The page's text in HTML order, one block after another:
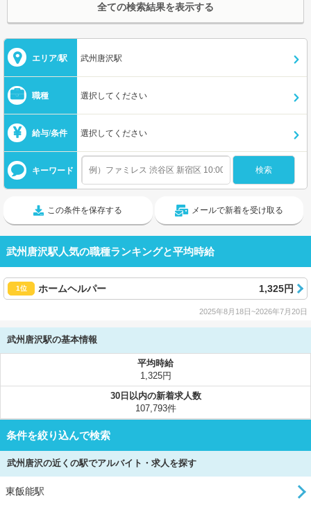
全ての検索結果を表示する
エリア/駅 武州唐沢駅
職種 選択してください
給与/条件 選択してください
キーワード
この条件を保存する メールで新着を受け取る
武州唐沢駅人気の職種ランキングと平均時給
1位 ホームヘルパー 1,325円
2025年8月18日~2026年7月20日
武州唐沢駅の基本情報
平均時給
1,325円
30日以内の新着求人数
107,793件
条件を絞り込んで検索
武州唐沢の近くの駅でアルバイト・求人を探す
東飯能駅